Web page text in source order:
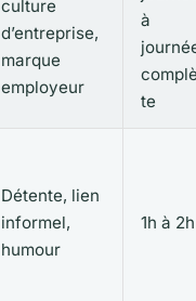
culture
d’entreprise,
marque
employeur
à
complè
te
Détente, lien
informel,
humour
1h à 2h